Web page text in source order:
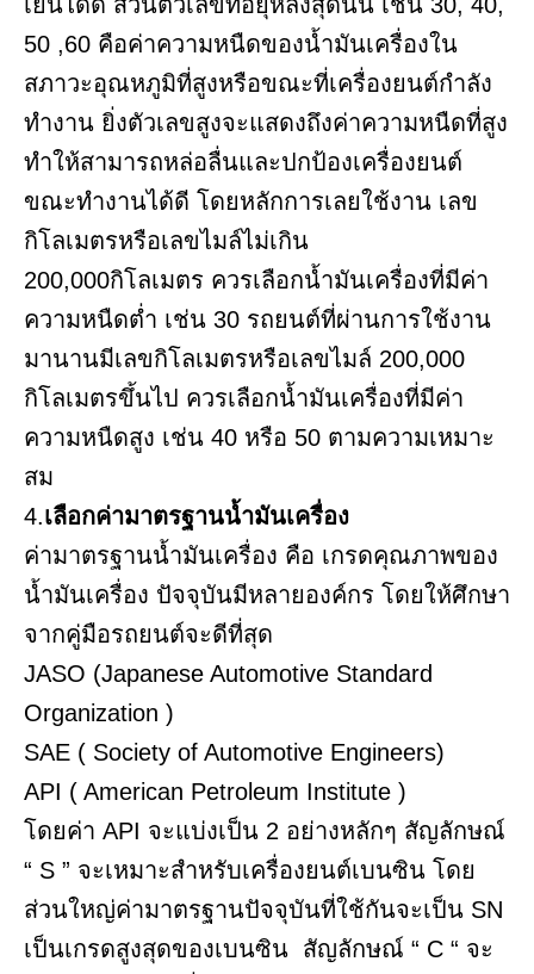
เย็นได้ดี ส่วนตัวเลขที่อยุ่หลังสุดนั้น เช่น 30, 40,
50 ,60 คือค่าความหนืดของน้ำมันเครื่องใน
สภาวะอุณหภูมิที่สูงหรือขณะที่เครื่องยนต์กำลัง
ทำงาน ยิ่งตัวเลขสูงจะแสดงถึงค่าความหนืดที่สูง
ทำให้สามารถหล่อลื่นและปกป้องเครื่องยนต์
ขณะทำงานได้ดี โดยหลักการเลยใช้งาน เลข
กิโลเมตรหรือเลขไมล์ไม่เกิน
200,000กิโลเมตร ควรเลือกน้ำมันเครื่องที่มีค่า
ความหนืดต่ำ เช่น 30 รถยนต์ที่ผ่านการใช้งาน
มานานมีเลขกิโลเมตรหรือเลขไมล์ 200,000
กิโลเมตรขึ้นไป ควรเลือกน้ำมันเครื่องที่มีค่า
ความหนืดสูง เช่น 40 หรือ 50 ตามความเหมาะ
สม
4.เลือกค่ามาตรฐานน้ำมันเครื่อง
ค่ามาตรฐานน้ำมันเครื่อง คือ เกรดคุณภาพของ
น้ำมันเครื่อง ปัจจุบันมีหลายองค์กร โดยให้ศึกษา
จากคู่มือรถยนต์จะดีที่สุด
JASO (Japanese Automotive Standard
Organization )
SAE ( Society of Automotive Engineers)
API ( American Petroleum Institute )
โดยค่า API จะแบ่งเป็น 2 อย่างหลักๆ สัญลักษณ์
“ S ” จะเหมาะสำหรับเครื่องยนต์เบนซิน โดย
ส่วนใหญ่ค่ามาตรฐานปัจจุบันที่ใช้กันจะเป็น SN
เป็นเกรดสูงสุดของเบนซิน สัญลักษณ์ “ C “ จะ